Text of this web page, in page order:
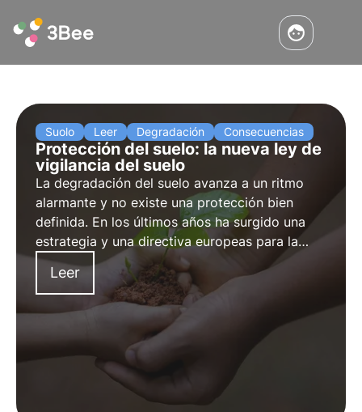
Suolo Leer Degradación Consecuencias
Protección del suelo: la nueva ley de
vigilancia del suelo
La degradación del suelo avanza a un ritmo
alarmante y no existe una protección bien
definida. En los últimos años ha surgido una
estrategia y una directiva europeas para la
protección y restauración de este componente
tan interconectado con nuestra salud como es
el suelo.
Leer